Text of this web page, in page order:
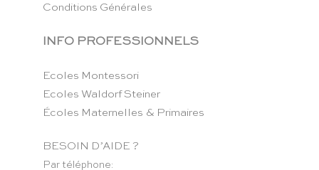
Conditions Générales
INFO PROFESSIONNELS
Ecoles Montessori
Ecoles Waldorf Steiner
Écoles Maternelles & Primaires
BESOIN D’AIDE ?
Par téléphone: